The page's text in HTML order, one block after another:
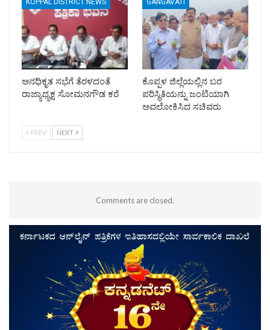
KOPPAL DISTRICT NEWS
ಅನಧಿಕೃತ ಸಭೆಗೆ ತೆರಳದಂತೆ
ರಾಜ್ಯಾಧ್ಯಕ್ಷ ಸೋಮನಗೌಡ ಕರೆ
GANGAVATI
ಕೊಪ್ಪಳ ಜಿಲ್ಲೆಯಲ್ಲಿನ ಬರ
ಪರಿಸ್ಥಿತಿಯನ್ನು ಜಂಟಿಯಾಗಿ
ಅವಲೋಕಿಸಿದ ಸಚಿವರು
PREV NEXT
Comments are closed.